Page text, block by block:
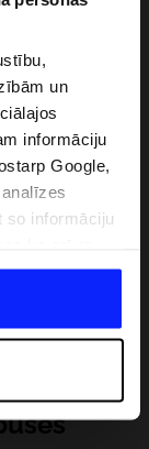
un
informāciju
Google,
so informāciju
Ar
datus
tiek rādīta
risinajumus
var atrast